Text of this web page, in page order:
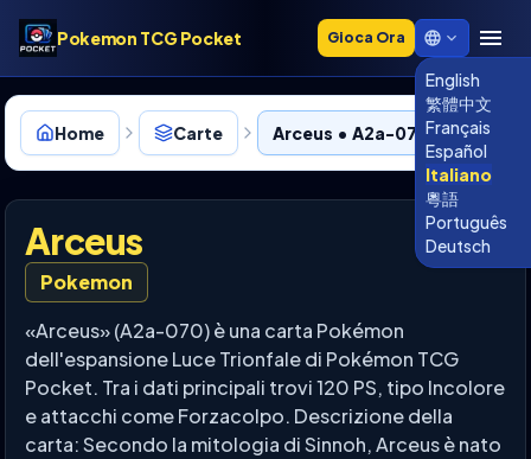
Pokemon TCG Pocket Gioca Ora
English
繁體中文
Français
Español
Italiano
粵語
Português
Deutsch
Home Carte Arceus • A2a-070
Arceus
Pokemon
«Arceus» (A2a-070) è una carta Pokémon
dell'espansione Luce Trionfale di Pokémon TCG
Pocket. Tra i dati principali trovi 120 PS, tipo Incolore
e attacchi come Forzacolpo. Descrizione della
carta: Secondo la mitologia di Sinnoh, Arceus è nato